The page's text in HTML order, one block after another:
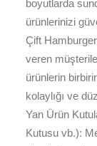
boyutlarda
ürünlerinizi
Çift
veren
ürünlerin
kolaylığı ve
Yan Ürün
Kutusu vb.):